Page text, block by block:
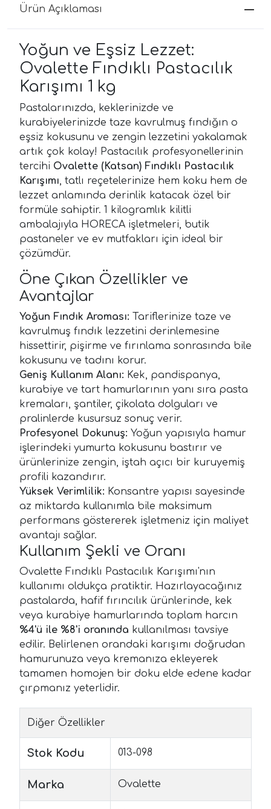
Ürün Açıklaması
Yoğun ve Eşsiz Lezzet:
Ovalette Fındıklı Pastacılık
Karışımı 1 kg
Pastalarınızda, keklerinizde ve
kurabiyelerinizde taze kavrulmuş fındığın o
eşsiz kokusunu ve zengin lezzetini yakalamak
artık çok kolay! Pastacılık profesyonellerinin
tercihi Ovalette (Katsan) Fındıklı Pastacılık
Karışımı, tatlı reçetelerinize hem koku hem de
lezzet anlamında derinlik katacak özel bir
formüle sahiptir. 1 kilogramlık kilitli
ambalajıyla HORECA işletmeleri, butik
pastaneler ve ev mutfakları için ideal bir
çözümdür.
Öne Çıkan Özellikler ve
Avantajlar
Yoğun Fındık Aroması: Tariflerinize taze ve
kavrulmuş fındık lezzetini derinlemesine
hissettirir, pişirme ve fırınlama sonrasında bile
kokusunu ve tadını korur.
Geniş Kullanım Alanı: Kek, pandispanya,
kurabiye ve tart hamurlarının yanı sıra pasta
kremaları, şantiler, çikolata dolguları ve
pralinlerde kusursuz sonuç verir.
Profesyonel Dokunuş: Yoğun yapısıyla hamur
işlerindeki yumurta kokusunu bastırır ve
ürünlerinize zengin, iştah açıcı bir kuruyemiş
profili kazandırır.
Yüksek Verimlilik: Konsantre yapısı sayesinde
az miktarda kullanımla bile maksimum
performans göstererek işletmeniz için maliyet
avantajı sağlar.
Kullanım Şekli ve Oranı
Ovalette Fındıklı Pastacılık Karışımı'nın
kullanımı oldukça pratiktir. Hazırlayacağınız
pastalarda, hafif fırıncılık ürünlerinde, kek
veya kurabiye hamurlarında toplam harcın
%4'ü ile %8'i oranında kullanılması tavsiye
edilir. Belirlenen orandaki karışımı doğrudan
hamurunuza veya kremanıza ekleyerek
tamamen homojen bir doku elde edene kadar
çırpmanız yeterlidir.
Diğer Özellikler
Stok Kodu 013-098
Marka Ovalette